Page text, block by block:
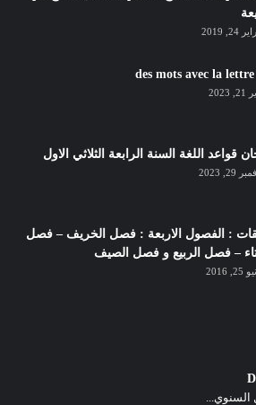
2019
des mots avec la
قواعد اللغة السنة الرابعة الثلاثي الاول
29, 2023
: الفصول الاربعة : فصل الخريف – فصل
– فصل الربيع و فصل الصيف
2016
السنوي...